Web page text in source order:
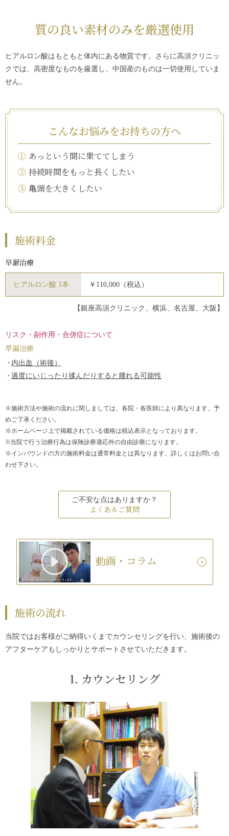
質の良い素材のみを厳選使用
ヒアルロン酸はもともと体内にある物質です。さらに高須クリニッ
クでは、高密度なものを厳選し、中国産のものは一切使用していま
せん。
こんなお悩みをお持ちの方へ
① あっという間に果ててしまう
② 持続時間をもっと長くしたい
③ 亀頭を大きくしたい
施術料金
早漏治療
ヒアルロン酸 1本 ￥110,000（税込）
【銀座高須クリニック、横浜、名古屋、大阪】
リスク・副作用・合併症について
早漏治療
内出血（術後）
過度にいじったり揉んだりすると腫れる可能性
※施術方法や施術の流れに関しましては、各院・各医師により異なります。予
めご了承ください。
※ホームページ上で掲載されている価格は税込表示となっております。
※当院で行う治療行為は保険診療適応外の自由診療になります。
※インバウンドの方の施術料金は通常料金とは異なります。詳しくはお問い合
わせ下さい。
ご不安な点はありますか？
よくあるご質問
動画・コラム
施術の流れ
当院ではお客様がご納得いくまでカウンセリングを行い、施術後の
アフターケアもしっかりとサポートさせていただきます。
1. カウンセリング